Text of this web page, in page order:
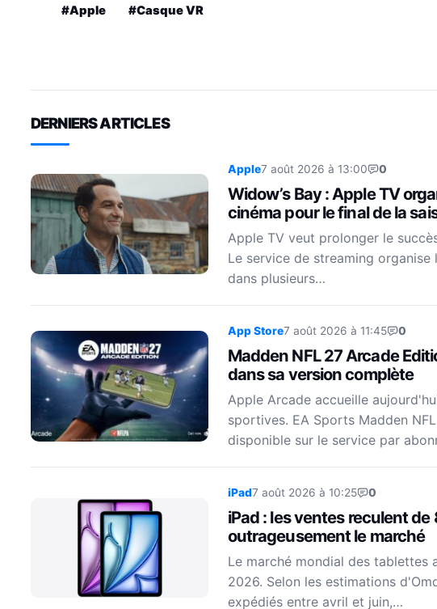
#Apple #Casque VR
DERNIERS ARTICLES
Apple7 août 2026 à 13:00 0
Widow’s Bay : Apple TV
cinéma pour le final de la
Apple TV veut prolonger le
Le service de streaming
dans plusieurs…
App Store7 août 2026 à 11:45 0
Madden NFL 27 Arcade
dans sa version complète
Apple Arcade accueille
sportives. EA Sports Madden
disponible sur le service par
iPad7 août 2026 à 10:25 0
iPad : les ventes reculent
outrageusement le marché
Le marché mondial des tablettes
2026. Selon les estimations
expédiés entre avril et juin,…